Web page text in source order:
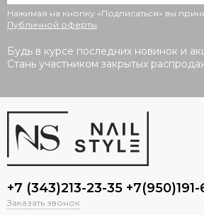
Нажимая на кнопку «Подписаться» вы
Публичной оферты
Будь в курсе последних новинок и
Стань участником закрытых
+7 (343)213-23-35
Заказать звонок